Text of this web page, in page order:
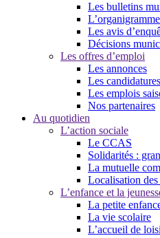
Les bulletins
Les avis
Décisions
Les offres d’emploi
Les annonces
Les
Les emplois
Nos partenaires
Au quotidien
L’action sociale
Le CCAS
Solidarités :
La mutuelle
Localisation
L’enfance et la
La petite
La vie scolaire
L’accueil de